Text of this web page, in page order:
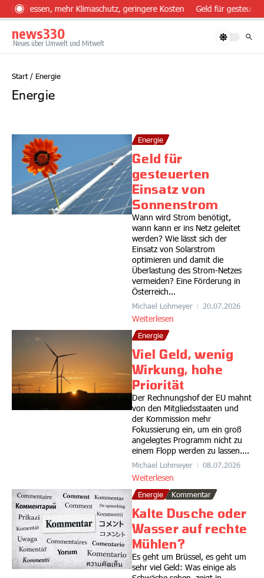
Zum Inhalt springen
essen, mehr Klimaschutz, geringere Kosten Geld für
news330
Neues über Umwelt und Mitwelt
Start/ Energie
Energie
Energie
Geld für
gesteuerten
Einsatz von
Sonnenstrom
Wann wird Strom benötigt,
wann kann er ins Netz geleitet
werden? Wie lässt sich der
Einsatz von Solarstrom
optimieren und damit die
Überlastung des Strom-Netzes
vermeiden? Eine Förderung in
Österreich...
Michael Lohmeyer 20.07.2026
Weiterlesen
Energie
Viel Geld, wenig
Wirkung, hohe
Priorität
Der Rechnungshof der EU mahnt
von den Mitgliedsstaaten und
der Kommission mehr
Fokussierung ein, um ein groß
angelegtes Programm nicht zu
einem Flopp werden zu lassen....
Michael Lohmeyer 08.07.2026
Weiterlesen
Energie Kommentar
Kalte Dusche oder
Wasser auf rechte
Mühlen?
Es geht um Brüssel, es geht um
sehr viel Geld: Was einige als